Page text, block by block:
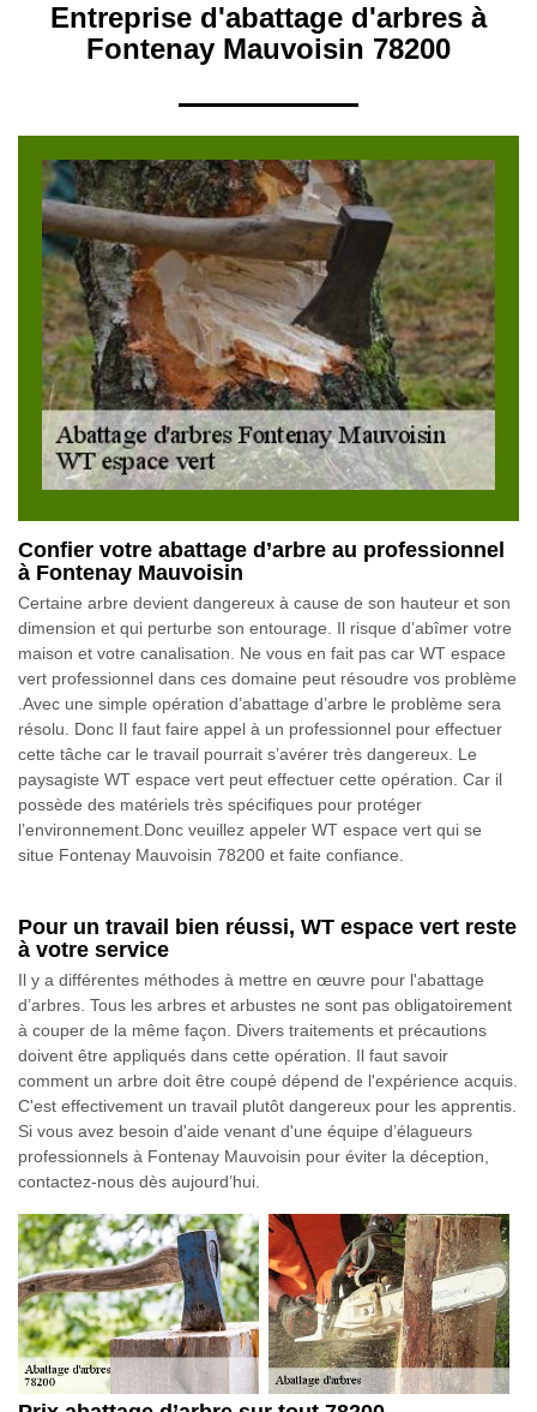
Entreprise d'abattage d'arbres à
Fontenay Mauvoisin 78200
Confier votre abattage d’arbre au professionnel
à Fontenay Mauvoisin
Certaine arbre devient dangereux à cause de son hauteur et son
dimension et qui perturbe son entourage. Il risque d’abîmer votre
maison et votre canalisation. Ne vous en fait pas car WT espace
vert professionnel dans ces domaine peut résoudre vos problème
.Avec une simple opération d’abattage d’arbre le problème sera
résolu. Donc Il faut faire appel à un professionnel pour effectuer
cette tâche car le travail pourrait s’avérer très dangereux. Le
paysagiste WT espace vert peut effectuer cette opération. Car il
possède des matériels très spécifiques pour protéger
l’environnement.Donc veuillez appeler WT espace vert qui se
situe Fontenay Mauvoisin 78200 et faite confiance.
Pour un travail bien réussi, WT espace vert reste
à votre service
Il y a différentes méthodes à mettre en œuvre pour l'abattage
d’arbres. Tous les arbres et arbustes ne sont pas obligatoirement
à couper de la même façon. Divers traitements et précautions
doivent être appliqués dans cette opération. Il faut savoir
comment un arbre doit être coupé dépend de l'expérience acquis.
C'est effectivement un travail plutôt dangereux pour les apprentis.
Si vous avez besoin d'aide venant d'une équipe d’élagueurs
professionnels à Fontenay Mauvoisin pour éviter la déception,
contactez-nous dès aujourd’hui.